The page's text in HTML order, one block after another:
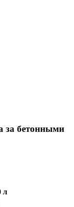
за бетонными
л